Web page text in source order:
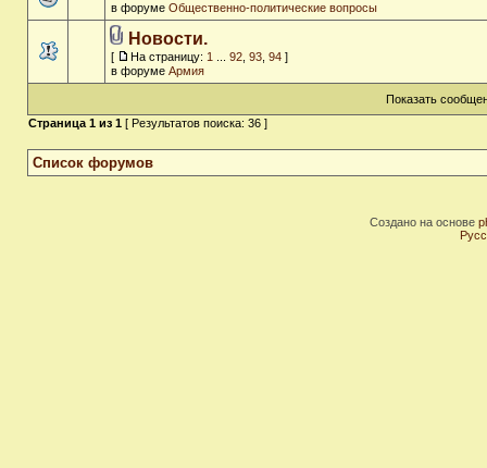
в форуме Общественно-политические вопросы
Новости.
[ На страницу: 1 92 93 94 ]
в форуме Армия
Показать
Страница 1 из 1 [ Результатов поиска: 36 ]
Список форумов
Создано на основе